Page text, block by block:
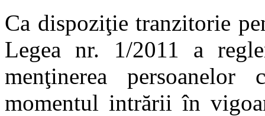
Ca dispoziţie tranzitorie
Legea nr. 1/2011 a
menţinerea
momentul intrării în